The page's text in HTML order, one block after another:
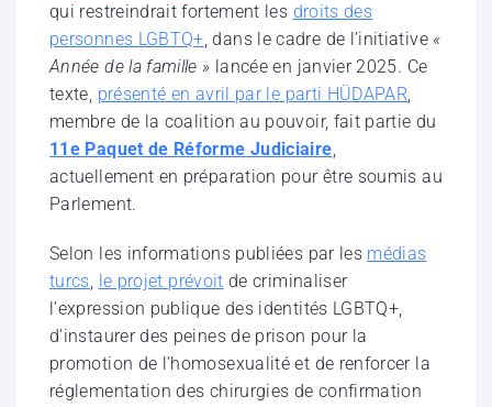
qui restreindrait fortement les droits des
personnes LGBTQ+, dans le cadre de l’initiative «
Année de la famille » lancée en janvier 2025. Ce
texte, présenté en avril par le parti HÜDAPAR,
membre de la coalition au pouvoir, fait partie du
11e Paquet de Réforme Judiciaire,
actuellement en préparation pour être soumis au
Parlement.
Selon les informations publiées par les médias
turcs, le projet prévoit de criminaliser
l’expression publique des identités LGBTQ+,
d’instaurer des peines de prison pour la
promotion de l’homosexualité et de renforcer la
réglementation des chirurgies de confirmation